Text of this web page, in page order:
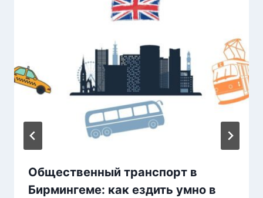
Общественный транспорт в
Бирмингеме: как ездить умно в